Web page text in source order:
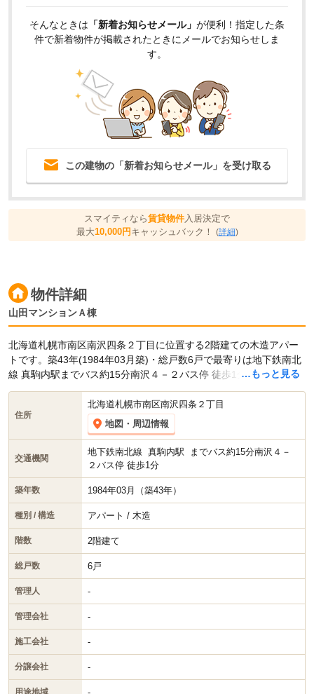
そんなときは 「新着お知らせメール」 が便利！指定した条
件で新着物件が掲載されたときにメールでお知らせしま
す。
この建物の「新着お知らせメール」を受け取る
スマイティなら賃貸物件 入居決定で
最大10,000円キャッシュバック！ (詳細)
物件詳細
山田マンションＡ棟
…もっと見る
北海道札幌市南区南沢四条２丁目に位置する2階建ての木造アパー
トです。築43年(1984年03月築)・総戸数6戸で最寄りは地下鉄南北
線 真駒内駅までバス約15分南沢４－２バス停 徒歩1分です。
住所
北海道札幌市南区南沢四条２丁目
地図・周辺情報
交通機関
地下鉄南北線 真駒内駅
までバス約15分南沢４－
２バス停 徒歩1分
築年数 1984年03月（築43年）
種別 / 構造 アパート / 木造
階数 2階建て
総戸数 6戸
管理人 -
管理会社 -
施工会社 -
分譲会社 -
用途地域